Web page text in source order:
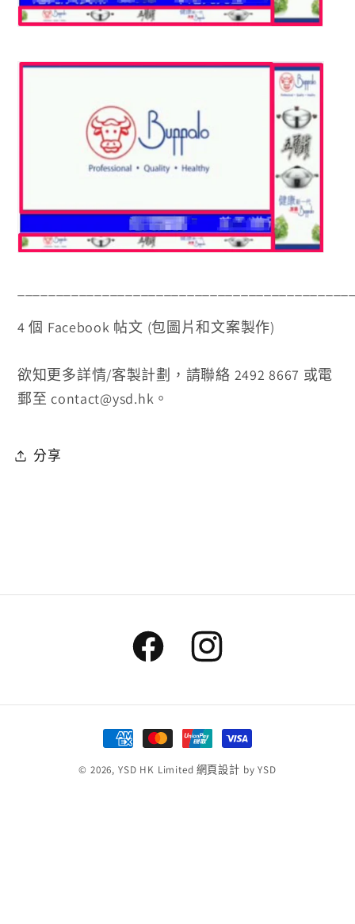
4 個 Facebook 帖文 (包圖片和文案製作)
欲知更多詳情/客製計劃，請聯絡 2492 8667 或電
郵至 contact@ysd.hk。
分享
Facebook Instagram
付
款
方
© 2026, YSD HK Limited 網頁設計 by YSD